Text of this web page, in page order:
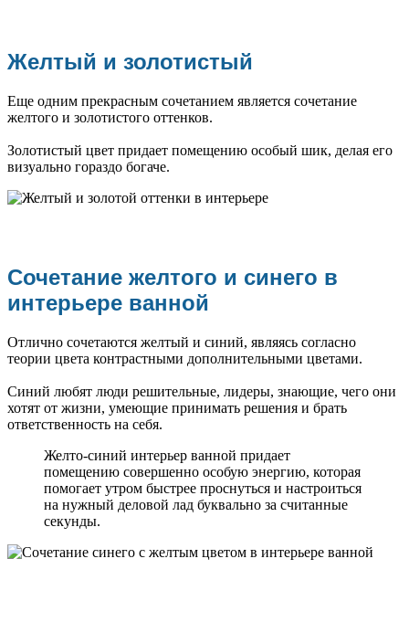
Желтый и золотистый
Еще одним прекрасным сочетанием является сочетание
желтого и золотистого оттенков.
Золотистый цвет придает помещению особый шик, делая его
визуально гораздо богаче.
Сочетание желтого и синего в
интерьере ванной
Отлично сочетаются желтый и синий, являясь согласно
теории цвета контрастными дополнительными цветами.
Синий любят люди решительные, лидеры, знающие, чего они
хотят от жизни, умеющие принимать решения и брать
ответственность на себя.
Желто-синий интерьер ванной придает
помещению совершенно особую энергию, которая
помогает утром быстрее проснуться и настроиться
на нужный деловой лад буквально за считанные
секунды.